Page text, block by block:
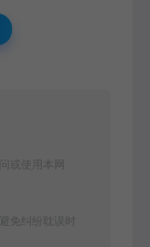
或使用本网
免纠纷耽误时